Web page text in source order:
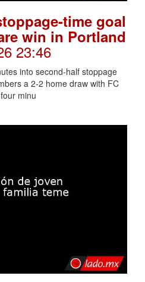
time goal
win in Portland
23:46
into second-half stoppage
a 2-2 home draw with FC
minu